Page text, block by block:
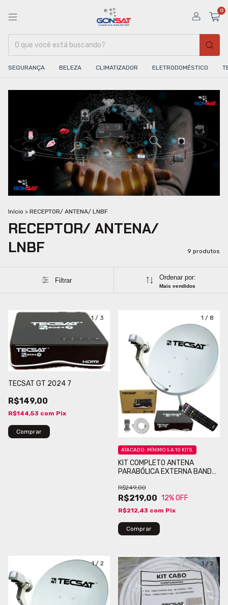
0
SEGURANÇA BELEZA CLIMATIZADOR ELETRODOMÉSTICO
Início > RECEPTOR/ ANTENA/ LNBF
RECEPTOR/ ANTENA/
LNBF
9 produtos
Filtrar Ordenar por:
Mais vendidos
1 / 3
TECSAT GT 2024 7
R$149,00
R$144,53 com Pix
1 / 8
KIT COMPLETO ANTENA
PARABÓLICA EXTERNA BANDA
R$219,00
R$249,00
12% OFF
ATACADO: MÍNIMO 5 A 10 KITS.
R$212,43 com Pix
1/ 2 1/2